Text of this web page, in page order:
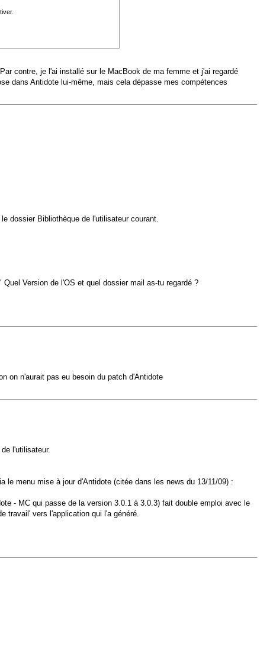
contre, je l'ai installé sur le MacBook de ma femme et j'ai regardé
dans Antidote lui-même, mais cela dépasse mes compétences
dossier Bibliothèque de l'utilisateur courant.
Version de l'OS et quel dossier mail as-tu regardé ?
on n'aurait pas eu besoin du patch d'Antidote
l'utilisateur.
le menu mise à jour d'Antidote (citée dans les news du 13/11/09) :
- MC qui passe de la version 3.0.1 à 3.0.3) fait double emploi avec le
travail' vers l'application qui l'a généré.